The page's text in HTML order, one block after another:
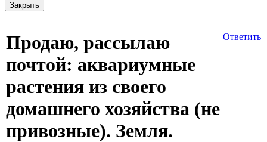
Закрыть
Ответить
Продаю, рассылаю
почтой: аквариумные
растения из своего
домашнего хозяйства (не
привозные). Земля.